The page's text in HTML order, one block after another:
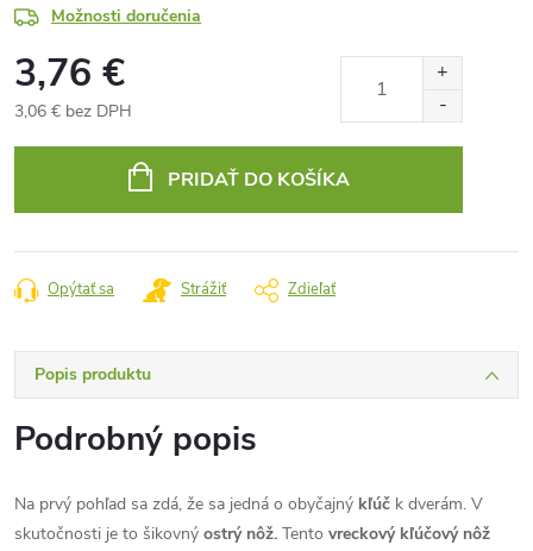
Možnosti doručenia
3,76 €
3,06 € bez DPH
PRIDAŤ DO KOŠÍKA
Opýtať sa Strážiť Zdieľať
Popis produktu
Podrobný popis
Na prvý pohľad sa zdá, že sa jedná o obyčajný kľúč k dverám. V
skutočnosti je to šikovný ostrý nôž. Tento vreckový kľúčový nôž